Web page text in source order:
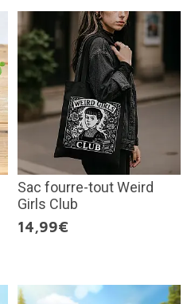
Sac fourre-tout Weird
Girls Club
14,99€